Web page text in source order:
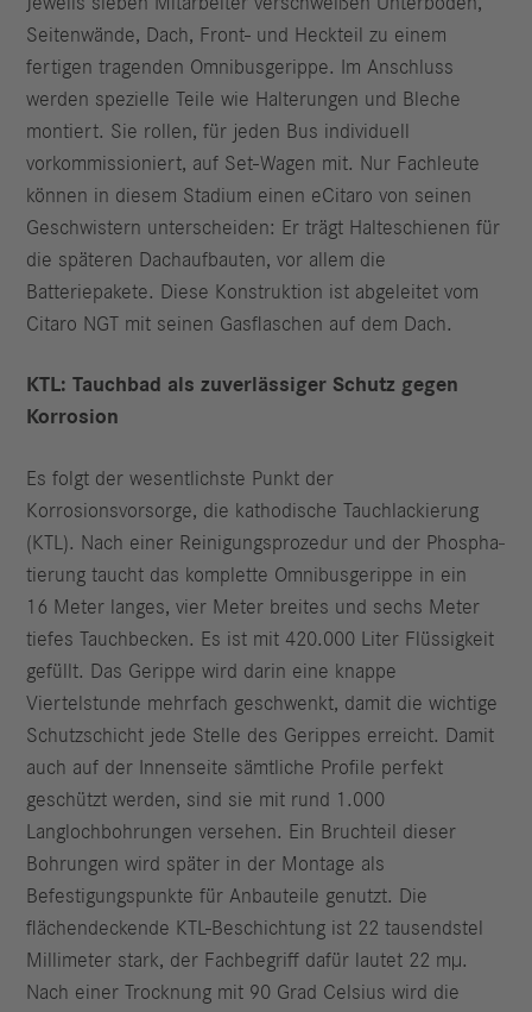
Seitenwände, Dach, Front- und Heckteil zu einem
fertigen tragenden Omnibusgerippe. Im Anschluss
werden spezielle Teile wie Halterungen und Bleche
montiert. Sie rollen, für jeden Bus individuell
vorkommissioniert, auf Set-Wagen mit. Nur Fachleute
können in diesem Stadium einen eCitaro von seinen
Geschwistern unterscheiden: Er trägt Halteschienen für
die späteren Dachaufbauten, vor allem die
Batteriepakete. Diese Konstruktion ist abgeleitet vom
Citaro NGT mit seinen Gasflaschen auf dem Dach.
KTL: Tauchbad als zuverlässiger Schutz gegen
Korrosion
Es folgt der wesentlichste Punkt der
Korrosionsvorsorge, die kathodische Tauchlackierung
(KTL). Nach einer Reinigungsprozedur und der Phospha­
tierung taucht das komplette Omnibusgerippe in ein
16 Meter langes, vier Meter breites und sechs Meter
tiefes Tauchbecken. Es ist mit 420.000 Liter Flüssigkeit
gefüllt. Das Gerippe wird darin eine knappe
Viertelstunde mehr­fach geschwenkt, damit die wichtige
Schutzschicht jede Stelle des Gerippes erreicht. Damit
auch auf der Innenseite sämtliche Profile perfekt
geschützt werden, sind sie mit rund 1.000
Langlochbohrungen versehen. Ein Bruchteil dieser
Bohrungen wird später in der Montage als
Befestigungspunkte für Anbauteile genutzt. Die
flächendeckende KTL-Beschichtung ist 22 tausendstel
Millimeter stark, der Fachbegriff dafür lautet 22 mµ.
Nach einer Trocknung mit 90 Grad Celsius wird die